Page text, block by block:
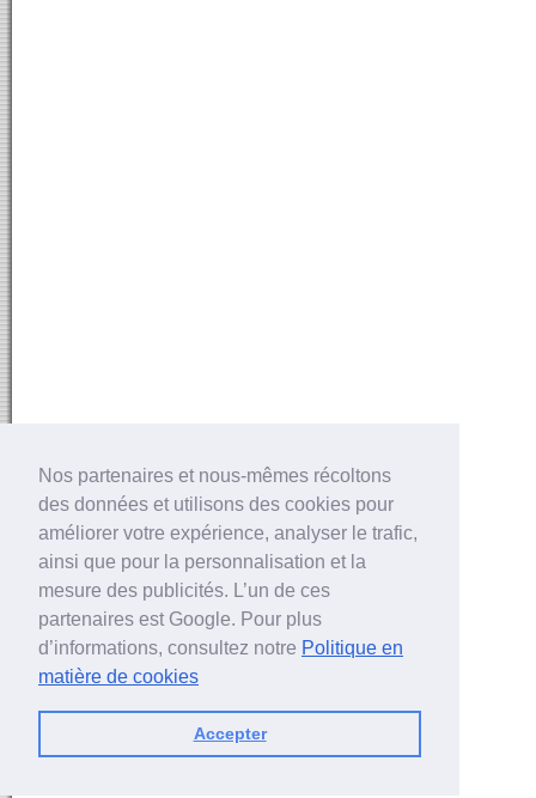
Nos partenaires et nous-mêmes récoltons
des données et utilisons des cookies pour
améliorer votre expérience, analyser le trafic,
ainsi que pour la personnalisation et la
mesure des publicités. L’un de ces
partenaires est Google. Pour plus
d’informations, consultez notre Politique en
matière de cookies
Accepter